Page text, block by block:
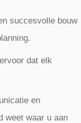
succesvolle bouw
dat elk
en
weet waar u aan